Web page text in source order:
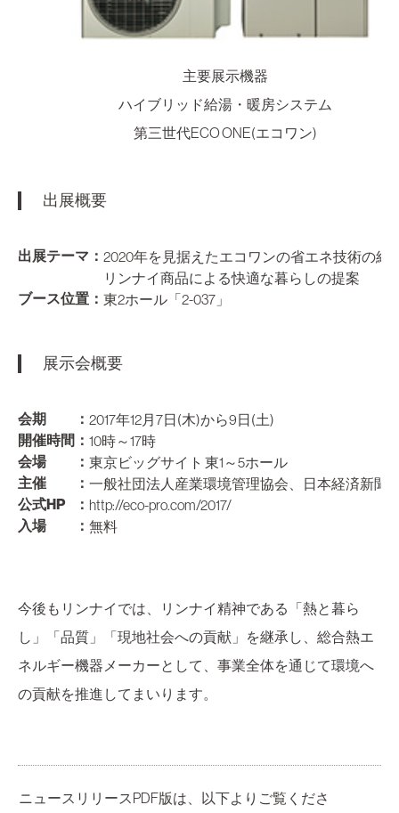
主要展示機器
ハイブリッド給湯・暖房システム
第三世代ECO ONE(エコワン)
出展概要
出展テーマ ： 2020年を見据えたエコワンの省エネ技術の紹
リンナイ商品による快適な暮らしの提案
ブース位置 ： 東2ホール「2-037」
展示会概要
会期 ： 2017年12月7日(木)から9日(土)
開催時間 ： 10時～17時
会場 ： 東京ビッグサイト 東1～5ホール
主催 ： 一般社団法人産業環境管理協会、日本経済新聞
公式HP ： http://eco-pro.com/2017/
入場 ： 無料
今後もリンナイでは、リンナイ精神である「熱と暮ら
し」「品質」「現地社会への貢献」を継承し、総合熱エ
ネルギー機器メーカーとして、事業全体を通じて環境へ
の貢献を推進してまいります。
ニュースリリースPDF版は、以下よりご覧くださ